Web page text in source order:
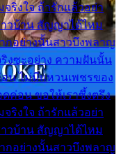
ริงใจ ถ้ารักแล้วอย่า
วบ้าน สัญญาได้ไหม
กอย่างนั้นสาวบึงพลาญ
งซะอย่าง ความฝันนั้น
น ไม่มีแหวนเพชรของ
ค่อน ขอให้เราซึ้งตรึง
ริงใจ ถ้ารักแล้วอย่า
วบ้าน สัญญาได้ไหม
กอย่างนั้นสาวบึงพลาญ